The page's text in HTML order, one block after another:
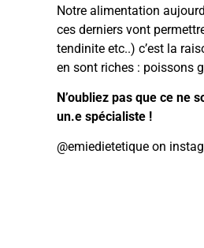
Notre alimentation
ces derniers vont
tendinite etc..) c’est la
en sont riches : poissons
N’oubliez pas que ce ne
un.e spécialiste !
@emiedietetique on